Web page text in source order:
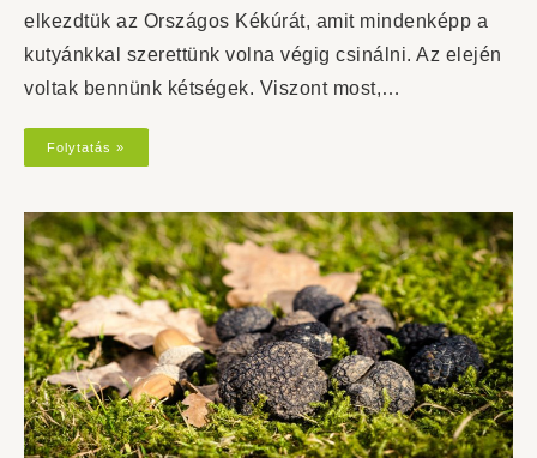
elkezdtük az Országos Kékúrát, amit mindenképp a
kutyánkkal szerettünk volna végig csinálni. Az elején
voltak bennünk kétségek. Viszont most,…
Folytatás »